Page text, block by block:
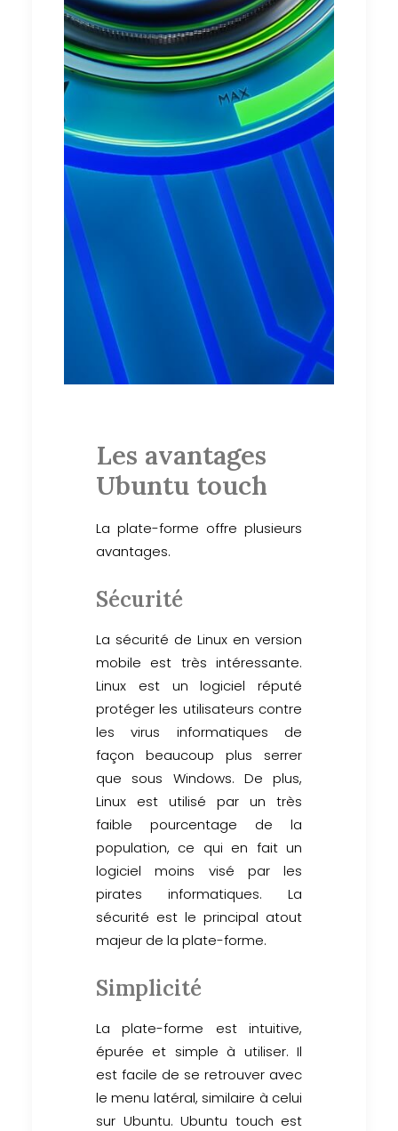
Les avantages
Ubuntu touch
La plate-forme offre plusieurs
avantages.
Sécurité
La sécurité de Linux en version
mobile est très intéressante.
Linux est un logiciel réputé
protéger les utilisateurs contre
les virus informatiques de
façon beaucoup plus serrer
que sous Windows. De plus,
Linux est utilisé par un très
faible pourcentage de la
population, ce qui en fait un
logiciel moins visé par les
pirates informatiques. La
sécurité est le principal atout
majeur de la plate-forme.
Simplicité
La plate-forme est intuitive,
épurée et simple à utiliser. Il
est facile de se retrouver avec
le menu latéral, similaire à celui
sur Ubuntu. Ubuntu touch est